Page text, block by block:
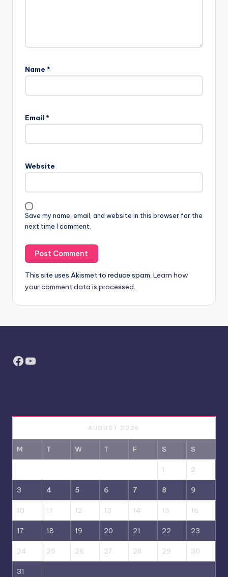
Name *
Email *
Website
Save my name, email, and website in this browser for the
next time I comment.
This site uses Akismet to reduce spam. Learn how
your comment data is processed.
Facebook
YouTube
AUGUST 2026
M T W T F S S
1 2
3 4 5 6 7 8 9
10 11 12 13 14 15 16
17 18 19 20 21 22 23
24 25 26 27 28 29 30
31